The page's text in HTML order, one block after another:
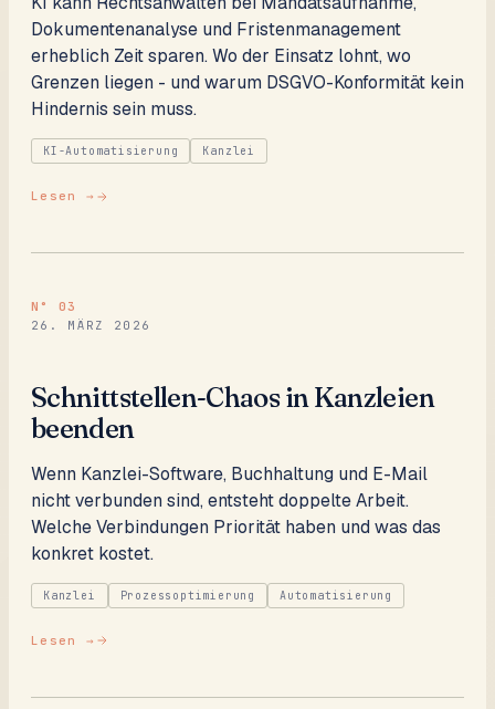
Dokumentenanalyse und Fristenmanagement
erheblich Zeit sparen. Wo der Einsatz lohnt, wo
Grenzen liegen - und warum DSGVO-Konformität kein
Hindernis sein muss.
KI-Automatisierung Kanzlei
Lesen →
N° 03
26. MÄRZ 2026
Schnittstellen-Chaos in Kanzleien
beenden
Wenn Kanzlei-Software, Buchhaltung und E-Mail
nicht verbunden sind, entsteht doppelte Arbeit.
Welche Verbindungen Priorität haben und was das
konkret kostet.
Kanzlei Prozessoptimierung Automatisierung
Lesen →